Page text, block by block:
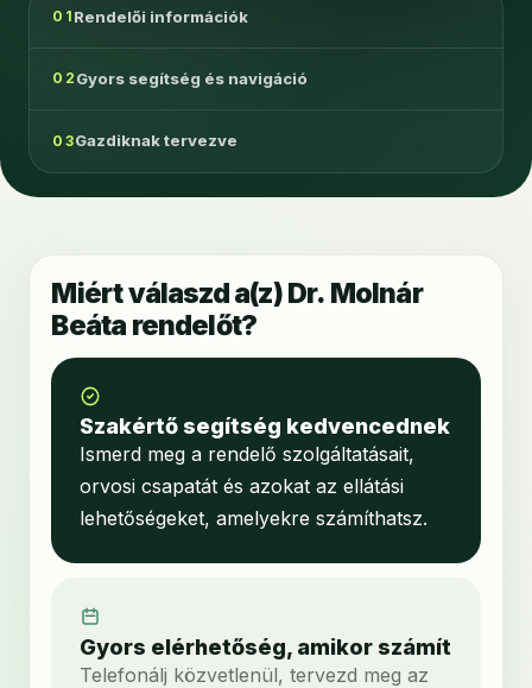
01 Rendelői információk
02 Gyors segítség és navigáció
03Gazdiknak tervezve
Miért válaszd a(z) Dr. Molnár
Beáta rendelőt?
Szakértő segítség kedvencednek
Ismerd meg a rendelő szolgáltatásait,
orvosi csapatát és azokat az ellátási
lehetőségeket, amelyekre számíthatsz.
Gyors elérhetőség, amikor számít
Telefonálj közvetlenül, tervezd meg az